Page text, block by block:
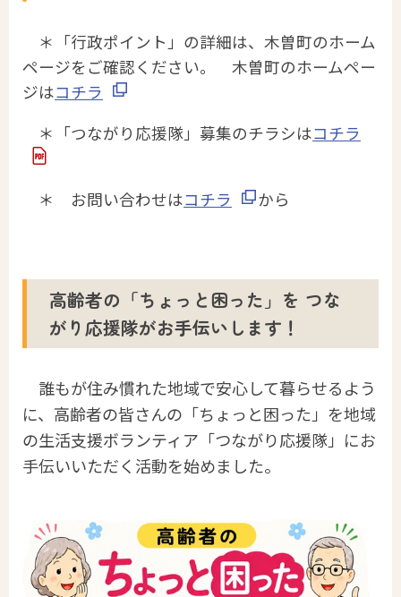
＊「行政ポイント」の詳細は、木曽町のホーム
ページをご確認ください。 木曽町のホームペー
ジはコチラ
＊「つながり応援隊」募集のチラシはコチラ
＊ お問い合わせはコチラ から
高齢者の「ちょっと困った」を つな
がり応援隊がお手伝いします！
誰もが住み慣れた地域で安心して暮らせるよう
に、高齢者の皆さんの「ちょっと困った」を地域
の生活支援ボランティア「つながり応援隊」にお
手伝いいただく活動を始めました。